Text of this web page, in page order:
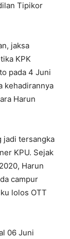
Tipikor
jaksa
KPK
pada 4 Juni
kehadirannya
Harun
jadi tersangka
KPU. Sejak
Harun
campur
lolos OTT
06 Juni